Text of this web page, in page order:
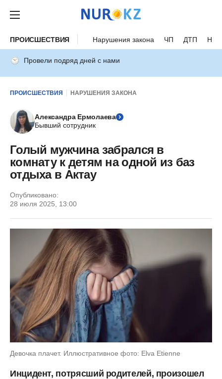
ПРОИСШЕСТВИЯ Нарушения закона ЧП ДТП
Провели подряд дней с нами
ПРОИСШЕСТВИЯ НАРУШЕНИЯ ЗАКОНА
Александра Ермолаева
Бывший сотрудник
Голый мужчина забрался в
комнату к детям на одной из баз
отдыха в Актау
Опубликовано:
28 июля 2025, 13:00
Девочка плачет. Иллюстративное фото: Elva Etienne
Инцидент, потрясший родителей, произошел